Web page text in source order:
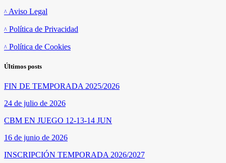
Aviso Legal
Política de Privacidad
Política de Cookies
Últimos posts
FIN DE TEMPORADA 2025/2026
24 de julio de 2026
CBM EN JUEGO 12-13-14 JUN
16 de junio de 2026
INSCRIPCIÓN TEMPORADA 2026/2027